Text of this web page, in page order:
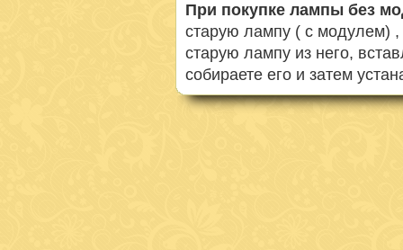
При покупке лампы без
старую лампу ( с модулем) ,
старую лампу из него,
собираете его и затем